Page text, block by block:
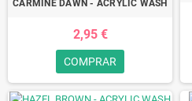
CARMINE DAWN - ACRYLIC WASH
2,95 €
COMPRAR